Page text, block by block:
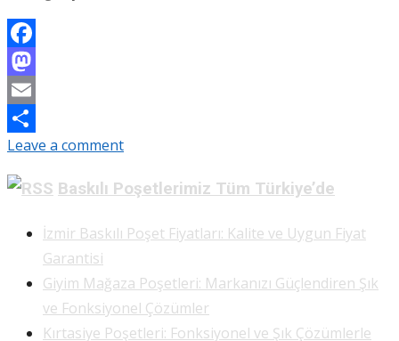
Facebook
Mastodon
Email
Share
Leave a comment
Baskılı Poşetlerimiz Tüm Türkiye’de
İzmir Baskılı Poşet Fiyatları: Kalite ve Uygun Fiyat
Garantisi
Giyim Mağaza Poşetleri: Markanızı Güçlendiren Şık
ve Fonksiyonel Çözümler
Kırtasiye Poşetleri: Fonksiyonel ve Şık Çözümlerle